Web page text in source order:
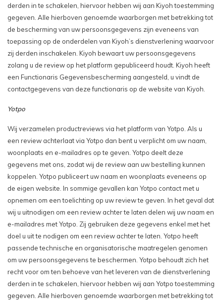
derden in te schakelen, hiervoor hebben wij aan Kiyoh toestemming
gegeven. Alle hierboven genoemde waarborgen met betrekking tot
de bescherming van uw persoonsgegevens zijn eveneens van
toepassing op de onderdelen van Kiyoh’s dienstverlening waarvoor
zij derden inschakelen. Kiyoh bewaart uw persoonsgegevens
zolang u de review op het platform gepubliceerd houdt. Kiyoh heeft
een Functionaris Gegevensbescherming aangesteld, u vindt de
contactgegevens van deze functionaris op de website van Kiyoh.
Yotpo
Wij verzamelen productreviews via het platform van Yotpo. Als u
een review achterlaat via Yotpo dan bent u verplicht om uw naam,
woonplaats en e-mailadres op te geven. Yotpo deelt deze
gegevens met ons, zodat wij de review aan uw bestelling kunnen
koppelen. Yotpo publiceert uw naam en woonplaats eveneens op
de eigen website. In sommige gevallen kan Yotpo contact met u
opnemen om een toelichting op uw review te geven. In het geval dat
wij u uitnodigen om een review achter te laten delen wij uw naam en
e-mailadres met Yotpo. Zij gebruiken deze gegevens enkel met het
doel u uit te nodigen om een review achter te laten. Yotpo heeft
passende technische en organisatorische maatregelen genomen
om uw persoonsgegevens te beschermen. Yotpo behoudt zich het
recht voor om ten behoeve van het leveren van de dienstverlening
derden in te schakelen, hiervoor hebben wij aan Yotpo toestemming
gegeven. Alle hierboven genoemde waarborgen met betrekking tot